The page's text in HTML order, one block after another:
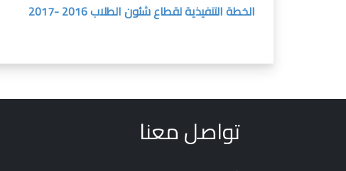
الخطة التنفيذية لقطاع شئون الطلاب 2016 -2017
تواصل معنا